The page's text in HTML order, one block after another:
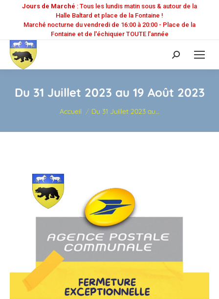
Jours de Marché : Tous les lundis matin sous & autour de la
Halle Baltard et place de la Fontaine !
Marché nocturne du vendredi de 16:00 à 20:00 - Place de la
Fontaine et de l'échiquier TOUTE l'année
Recherche
:
Du 31 Juillet 2023 au 19 Août 2023
Vous êtes ici :
Accueil Du 31 Juillet 2023 au…